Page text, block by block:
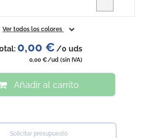
Ver todos los colores
0,00 € /0 uds
0,00 €/ud (sin IVA)
Añadir al carrito
Solicitar presupuesto